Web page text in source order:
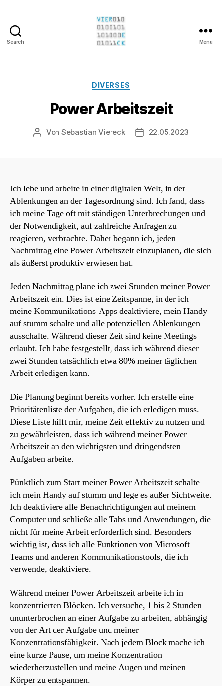
Search Menü
Kategorien
DIVERSES
Power Arbeitszeit
Beitragsautor
Von Sebastian Viereck Beitragsdatum
22.05.2023
Ich lebe und arbeite in einer digitalen Welt, in der
Ablenkungen an der Tagesordnung sind. Ich fand, dass
ich meine Tage oft mit ständigen Unterbrechungen und
der Notwendigkeit, auf zahlreiche Anfragen zu
reagieren, verbrachte. Daher begann ich, jeden
Nachmittag eine Power Arbeitszeit einzuplanen, die sich
als äußerst produktiv erwiesen hat.
Jeden Nachmittag plane ich zwei Stunden meiner Power
Arbeitszeit ein. Dies ist eine Zeitspanne, in der ich
meine Kommunikations-Apps deaktiviere, mein Handy
auf stumm schalte und alle potenziellen Ablenkungen
ausschalte. Während dieser Zeit sind keine Meetings
erlaubt. Ich habe festgestellt, dass ich während dieser
zwei Stunden tatsächlich etwa 80% meiner täglichen
Arbeit erledigen kann.
Die Planung beginnt bereits vorher. Ich erstelle eine
Prioritätenliste der Aufgaben, die ich erledigen muss.
Diese Liste hilft mir, meine Zeit effektiv zu nutzen und
zu gewährleisten, dass ich während meiner Power
Arbeitszeit an den wichtigsten und dringendsten
Aufgaben arbeite.
Pünktlich zum Start meiner Power Arbeitszeit schalte
ich mein Handy auf stumm und lege es außer Sichtweite.
Ich deaktiviere alle Benachrichtigungen auf meinem
Computer und schließe alle Tabs und Anwendungen, die
nicht für meine Arbeit erforderlich sind. Besonders
wichtig ist, dass ich alle Funktionen von Microsoft
Teams und anderen Kommunikationstools, die ich
verwende, deaktiviere.
Während meiner Power Arbeitszeit arbeite ich in
konzentrierten Blöcken. Ich versuche, 1 bis 2 Stunden
ununterbrochen an einer Aufgabe zu arbeiten, abhängig
von der Art der Aufgabe und meiner
Konzentrationsfähigkeit. Nach jedem Block mache ich
eine kurze Pause, um meine Konzentration
wiederherzustellen und meine Augen und meinen
Körper zu entspannen.